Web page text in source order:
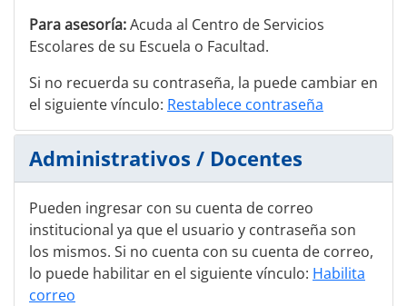
Para asesoría:Acuda al Centro de Servicios
Escolares de su Escuela o Facultad.
Si no recuerda su contraseña, la puede cambiar en
el siguiente vínculo: Restablece contraseña
Administrativos / Docentes
Pueden ingresar con su cuenta de correo
institucional ya que el usuario y contraseña son
los mismos. Si no cuenta con su cuenta de correo,
lo puede habilitar en el siguiente vínculo: Habilita
correo